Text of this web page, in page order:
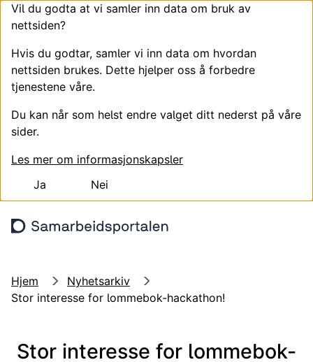
Vil du godta at vi samler inn data om bruk av
nettsiden?
Hvis du godtar, samler vi inn data om hvordan
nettsiden brukes. Dette hjelper oss å forbedre
tjenestene våre.
Du kan når som helst endre valget ditt nederst på våre
sider.
Les mer om informasjonskapsler
Ja
Nei
Hjem
Nyhetsarkiv
Stor interesse for lommebok-hackathon!
Stor interesse for lommebok-